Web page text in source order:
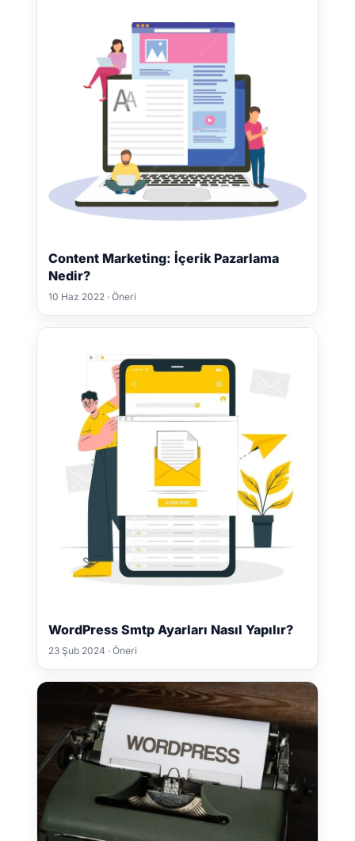
Content Marketing: İçerik Pazarlama
Nedir?
10 Haz 2022 · Öneri
WordPress Smtp Ayarları Nasıl Yapılır?
23 Şub 2024 · Öneri